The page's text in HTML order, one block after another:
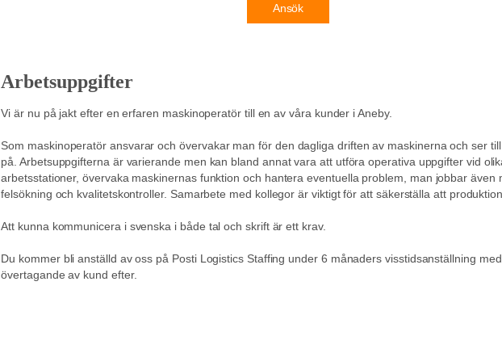
Ansök
Arbetsuppgifter
Vi är nu på jakt efter en erfaren maskinoperatör till en av våra kunder i Aneby.
Som maskinoperatör ansvarar och övervakar man för den dagliga driften av maskinerna och ser
på. Arbetsuppgifterna är varierande men kan bland annat vara att utföra operativa uppgifter vid
arbetsstationer, övervaka maskinernas funktion och hantera eventuella problem, man jobbar även
felsökning och kvalitetskontroller. Samarbete med kollegor är viktigt för att säkerställa att
Att kunna kommunicera i svenska i både tal och skrift är ett krav.
Du kommer bli anställd av oss på Posti Logistics Staffing under 6 månaders visstidsanställning
övertagande av kund efter.